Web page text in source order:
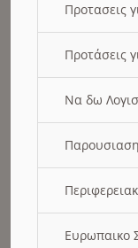
Προτασεις
Προτάσεις
Να δω
Ευρωπαικο